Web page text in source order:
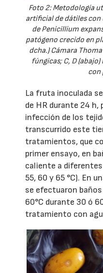
Foto 2: Metodología
artificial de dátiles con
de Penicillium
patógeno crecido en
dcha.) Cámara
fúngicas; C, D
con
La fruta inoculada
de HR durante 24 h,
infección de los
transcurrido este
tratamientos, que
primer ensayo, en
caliente a
55, 60 y 65 °C). En
se efectuaron
60°C durante 30 ó
tratamiento con